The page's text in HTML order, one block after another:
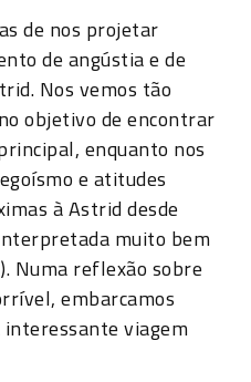
de nos projetar
de angústia e de
Nos vemos tão
objetivo de encontrar
enquanto nos
e atitudes
à Astrid desde
muito bem
Numa reflexão sobre
embarcamos
viagem